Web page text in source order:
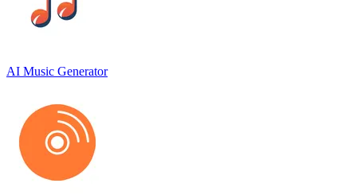
AI Music Generator